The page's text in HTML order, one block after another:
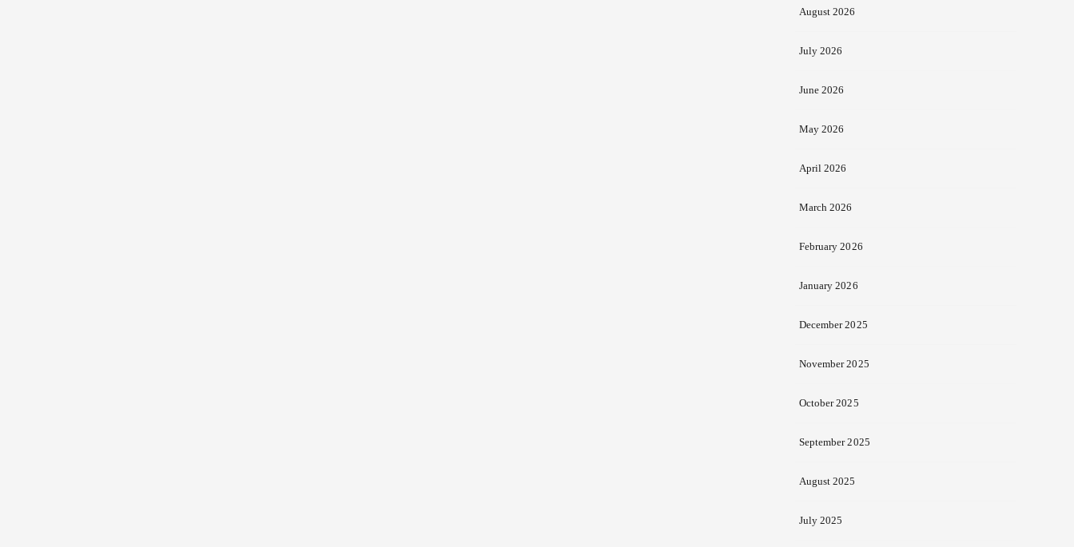
August 2026
July 2026
June 2026
May 2026
April 2026
March 2026
February 2026
January 2026
December 2025
November 2025
October 2025
September 2025
August 2025
July 2025